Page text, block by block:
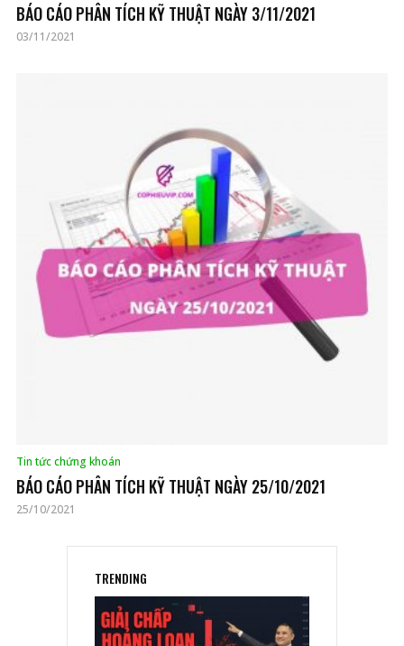
BÁO CÁO PHÂN TÍCH KỸ THUẬT NGÀY 3/11/2021
03/11/2021
Tin tức chứng khoán
BÁO CÁO PHÂN TÍCH KỸ THUẬT NGÀY 25/10/2021
25/10/2021
TRENDING